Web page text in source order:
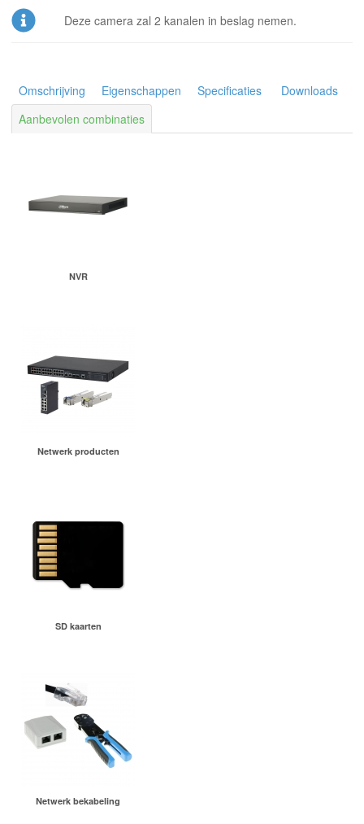
Deze camera zal 2 kanalen in beslag nemen.
Omschrijving Eigenschappen Specificaties
Downloads
Aanbevolen combinaties
NVR
Netwerk producten
SD kaarten
Netwerk bekabeling